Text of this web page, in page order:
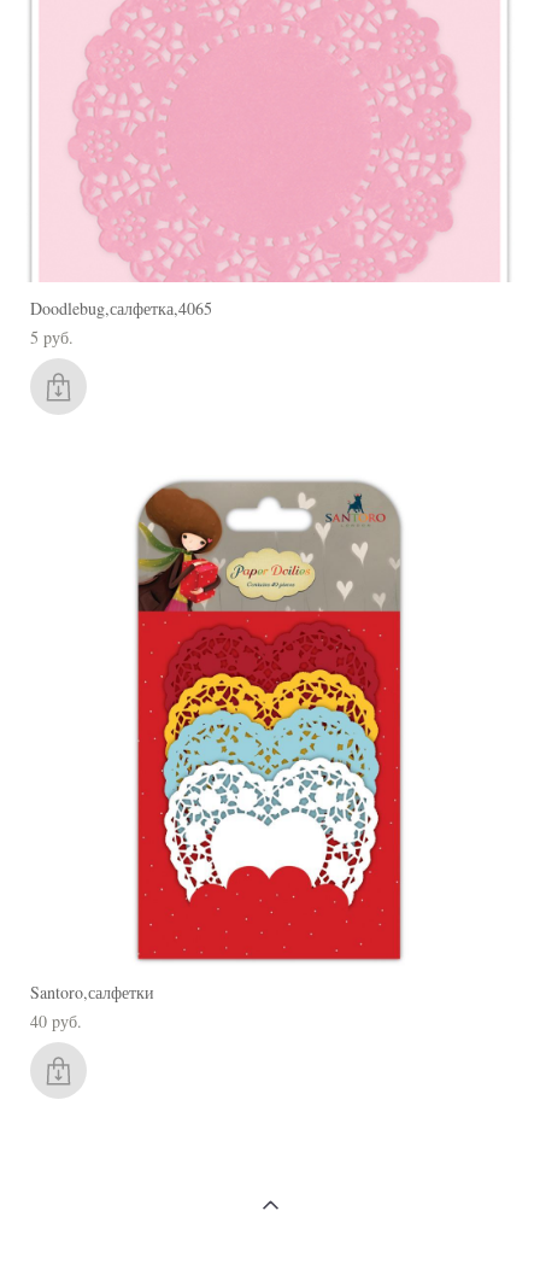
Doodlebug,салфетка,4065
5 pуб.
Santoro,салфетки
40 pуб.